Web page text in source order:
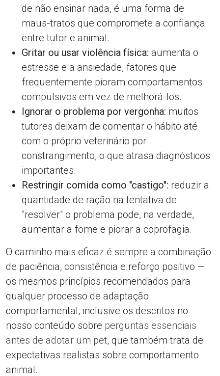
de não ensinar nada, é uma forma de
maus-tratos que compromete a confiança
entre tutor e animal.
Gritar ou usar violência física: aumenta o
estresse e a ansiedade, fatores que
frequentemente pioram comportamentos
compulsivos em vez de melhorá-los.
Ignorar o problema por vergonha: muitos
tutores deixam de comentar o hábito até
com o próprio veterinário por
constrangimento, o que atrasa diagnósticos
importantes.
Restringir comida como "castigo": reduzir a
quantidade de ração na tentativa de
"resolver" o problema pode, na verdade,
aumentar a fome e piorar a coprofagia.
O caminho mais eficaz é sempre a combinação
de paciência, consistência e reforço positivo —
os mesmos princípios recomendados para
qualquer processo de adaptação
comportamental, inclusive os descritos no
nosso conteúdo sobre perguntas essenciais
antes de adotar um pet, que também trata de
expectativas realistas sobre comportamento
animal.